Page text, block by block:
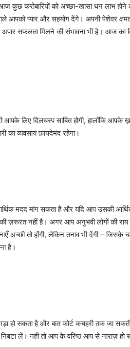
कुछ करोबारियों को अच्छा-खासा धन लाभ
आपको प्यार और सहयोग देंगे। अपनी पेशेवर
सफलता मिलने की संभावना भी है। आज का
आपके लिए दिलचस्प साबित होगी, हालाँकि
का व्यवसाय फ़ायदेमंद रहेगा।
मदद मांग सकता है और यदि आप उसकी
ज़रूरत नहीं है। अगर आप अनुभवी लोगों की
अच्छी तो होंगी, लेकिन तनाव भी देंगी –
है।
हो सकता है और बात कोर्ट कचहरी तक जा
लें। नही तो आप के वरिष्ठ आप से नाराज़ हो